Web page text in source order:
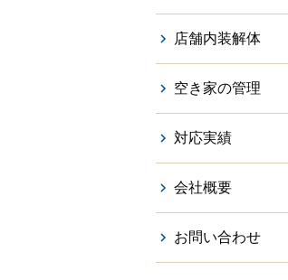
店舗内装解体
空き家の管理
対応実績
会社概要
お問い合わせ